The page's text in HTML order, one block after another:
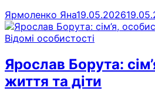
Ярмоленко Яна19.05.2026
Відомі особистості
Ярослав Борута:
життя та діти